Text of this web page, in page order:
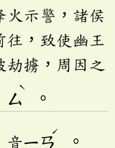
火示警，諸侯
往，致使幽王
擄，周因之
ㄙ
ˋ
。
音ㄧㄢ
ˊ
。